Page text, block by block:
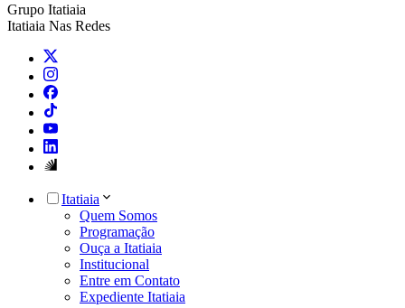
Grupo Itatiaia
Itatiaia Nas Redes
Itatiaia
Quem Somos
Programação
Ouça a Itatiaia
Institucional
Entre em Contato
Expediente Itatiaia